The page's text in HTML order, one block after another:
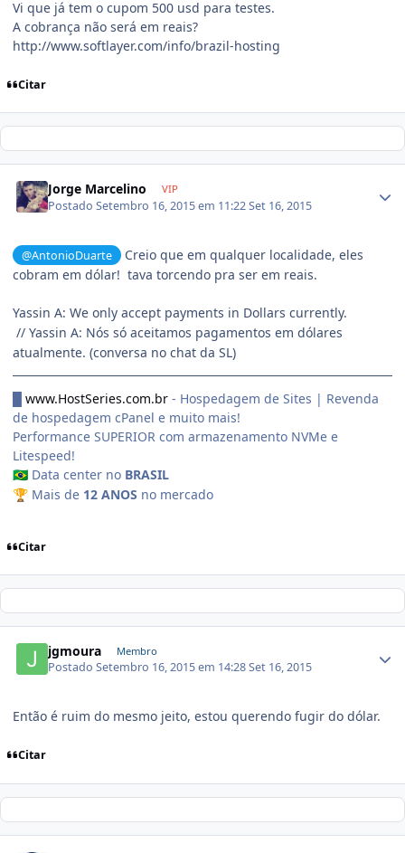
Vi que já tem o cupom 500 usd para testes.
A cobrança não será em reais?
http://www.softlayer.com/info/brazil-hosting
Citar
Jorge Marcelino VIP
PostadoSetembro 16, 2015 em 11:22Set 16, 2015
@AntonioDuarte
Creio que em qualquer localidade, eles
cobram em dólar! tava torcendo pra ser em reais.
Yassin A: We only accept payments in Dollars currently.
// Yassin A: Nós só aceitamos pagamentos em dólares
atualmente. (conversa no chat da SL)
www.HostSeries.com.br - Hospedagem de Sites | Revenda
de hospedagem cPanel e muito mais!
Performance SUPERIOR com armazenamento NVMe e
Litespeed!
🇧🇷 Data center no BRASIL
🏆 Mais de 12 ANOS no mercado
Citar
jgmoura Membro
PostadoSetembro 16, 2015 em 14:28Set 16, 2015
Então é ruim do mesmo jeito, estou querendo fugir do dólar.
Citar